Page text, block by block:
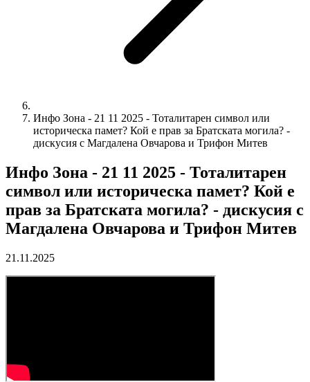
Инфо Зона - 21 11 2025 - Тоталитарен символ или
историческа памет? Кой е прав за Братската могила? -
дискусия с Магдалена Овчарова и Трифон Митев
Инфо Зона - 21 11 2025 - Тоталитарен
символ или историческа памет? Кой е
прав за Братската могила? - дискусия с
Магдалена Овчарова и Трифон Митев
21.11.2025